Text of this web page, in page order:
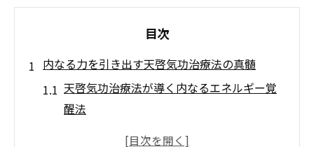
目次
内なる力を引き出す天啓気功治療法の真髄
天啓気功治療法が導く内なるエネルギー覚
醒法
天啓気功治療法で潜在能力を引き出す実践